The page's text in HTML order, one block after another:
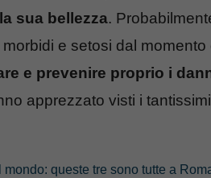
sua bellezza.
e setosi dal
e prevenire proprio i
apprezzato visti i
queste tre sono tutte a